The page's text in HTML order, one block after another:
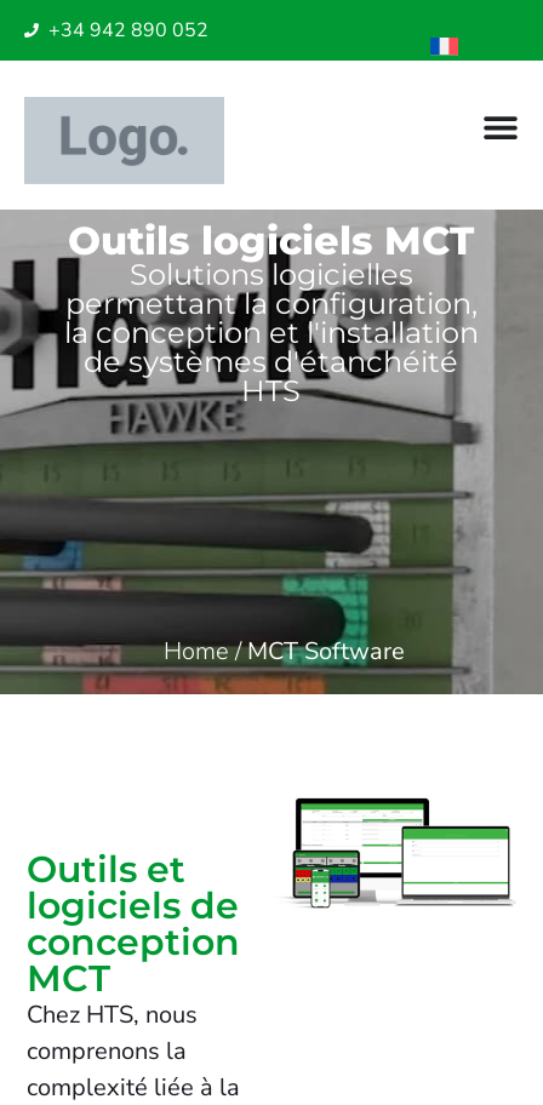
+34 942 890 052
Outils logiciels MCT
Solutions logicielles
permettant la configuration,
la conception et l'installation
de systèmes d'étanchéité
HTS
Home/MCT Software
Outils et
logiciels de
conception
MCT
Chez HTS, nous
comprenons la
complexité liée à la